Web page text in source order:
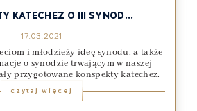
KATECHEZ O III SYNOD...
17.03.2021
i młodzieży ideę synodu, a także
o synodzie trwającym w naszej
przygotowane konspekty katechez.
czytaj więcej